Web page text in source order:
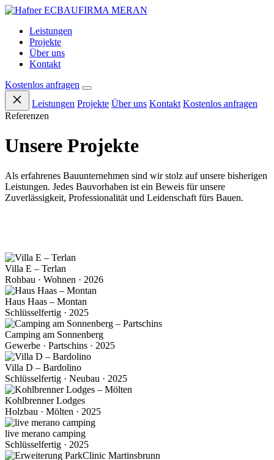
BAUFIRMA MERAN
Leistungen
Projekte
Über uns
Kontakt
Kostenlos anfragen
Leistungen Projekte Über uns Kontakt Kostenlos anfragen
Referenzen
Unsere Projekte
Als erfahrenes Bauunternehmen sind wir stolz auf unsere bisherigen
Leistungen. Jedes Bauvorhaben ist ein Beweis für unsere
Zuverlässigkeit, Professionalität und Leidenschaft fürs Bauen.
Villa E – Terlan
Rohbau · Wohnen · 2026
Haus Haas – Montan
Schlüsselfertig · 2025
Camping am Sonnenberg
Gewerbe · Partschins · 2025
Villa D – Bardolino
Schlüsselfertig · Neubau · 2025
Kohlbrenner Lodges
Holzbau · Mölten · 2025
live merano camping
Schlüsselfertig · 2025